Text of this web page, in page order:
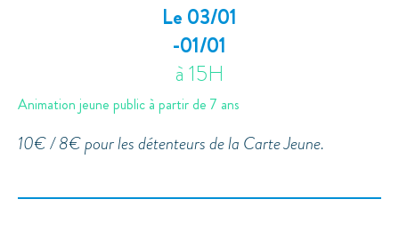
Le 03/01
-01/01
à 15H
Animation jeune public à partir de 7 ans
10€ / 8€ pour les détenteurs de la Carte Jeune.